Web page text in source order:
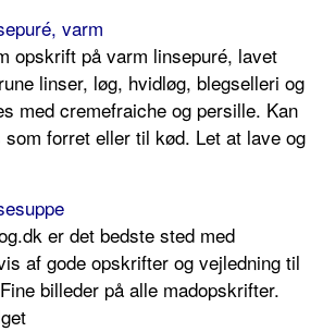
varm
opskrift på varm linsepuré, lavet
linser, løg, hvidløg, blegselleri og
med cremefraiche og persille. Kan
forret eller til kød. Let at lave og
er det bedste sted med
af gode opskrifter og vejledning til
billeder på alle madopskrifter.